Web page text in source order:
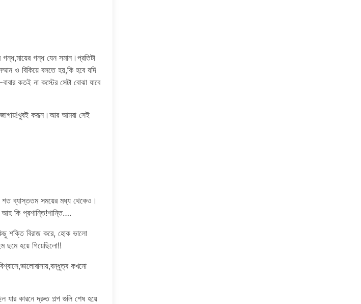
গন্ধ যেন সমান।প্রতিটা
ও বিকিয়ে বসতে হয়,কি হবে যদি
কতই না কস্টের সেটা বোঝা যাবে
জোগায়!খুবই করূন।আর আমরা সেই
শত ব্যাস্ততম সময়ের মধ্য থেকেও।
আহ কি প্রশান্তি!শান্তি….
শক্তি বিরাজ করে, হোক ভালো
ছমে হয়ে গিয়েছিলো!!
কখনো
যার কারনে দ্রুত গল্প গুলি শেষ হয়ে